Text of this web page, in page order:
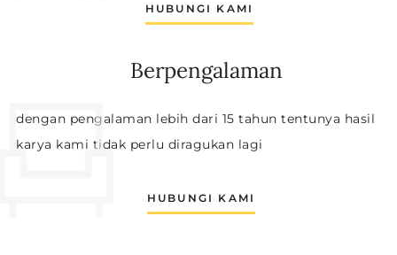
HUBUNGI KAMI
Berpengalaman
dengan pengalaman lebih dari 15 tahun tentunya hasil
karya kami tidak perlu diragukan lagi
HUBUNGI KAMI